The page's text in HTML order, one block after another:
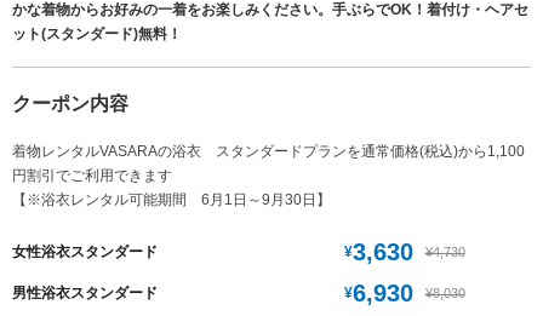
かな着物からお好みの一着をお楽しみください。手ぶらでOK！着付け・ヘアセ
ット(スタンダード)無料！
クーポン内容
着物レンタルVASARAの浴衣 スタンダードプランを通常価格(税込)から1,100
円割引でご利用できます
【※浴衣レンタル可能期間 6月1日～9月30日】
女性浴衣スタンダード ¥3,630 ¥4,730
男性浴衣スタンダード ¥6,930 ¥8,030